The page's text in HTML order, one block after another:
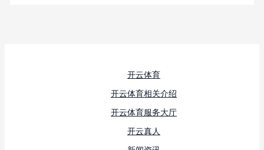
开云体育
开云体育相关介绍
开云体育服务大厅
开云真人